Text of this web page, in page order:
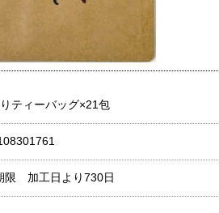
ティーバッグ×21包
限 加工日より730日